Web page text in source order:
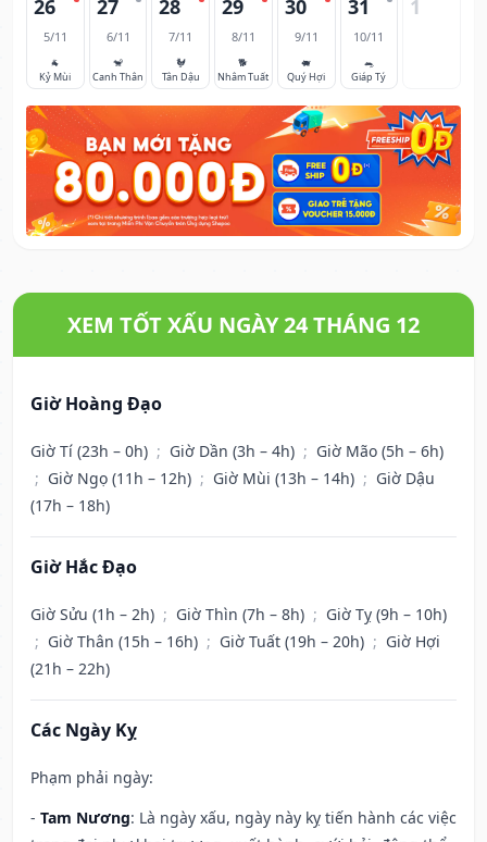
26
5/11
🐐
Kỷ Mùi
27
6/11
🐒
Canh Thân
28
7/11
🐓
Tân Dậu
29
8/11
🐕
Nhâm Tuất
30
9/11
🐖
Quý Hợi
31
10/11
🐀
Giáp Tý
1
XEM TỐT XẤU NGÀY 24 THÁNG 12
Giờ Hoàng Đạo
Giờ Tí (23h – 0h) ; Giờ Dần (3h – 4h) ; Giờ Mão (5h – 6h)
; Giờ Ngọ (11h – 12h) ; Giờ Mùi (13h – 14h) ; Giờ Dậu
(17h – 18h)
Giờ Hắc Đạo
Giờ Sửu (1h – 2h) ; Giờ Thìn (7h – 8h) ; Giờ Tỵ (9h – 10h)
; Giờ Thân (15h – 16h) ; Giờ Tuất (19h – 20h) ; Giờ Hợi
(21h – 22h)
Các Ngày Kỵ
Phạm phải ngày:
- Tam Nương: Là ngày xấu, ngày này kỵ tiến hành các việc